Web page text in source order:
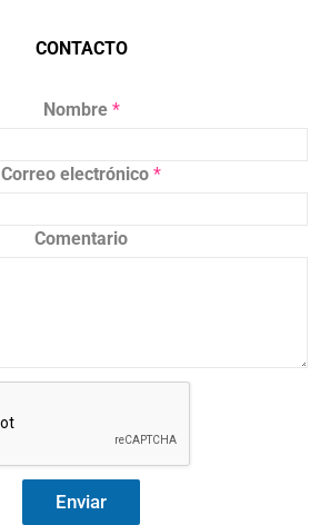
CONTACTO
Nombre *
Correo electrónico *
Comentario
Enviar